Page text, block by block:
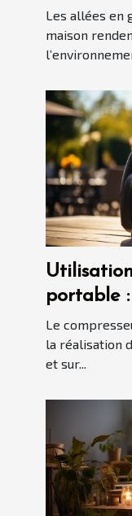
bonne
allées en
Les allées en
maison
portable
en 2021 ?
Le
la réalisation
et sur...